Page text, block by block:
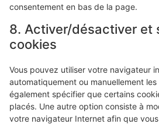
consentement en bas de la page.
8. Activer/désactiver et
cookies
Vous pouvez utiliser votre navigateur
automatiquement ou manuellement
également spécifier que certains
placés. Une autre option consiste à
votre navigateur Internet afin que